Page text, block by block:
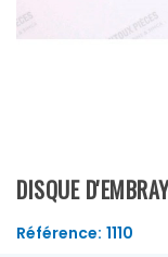
DISQUE
Référence: 1110